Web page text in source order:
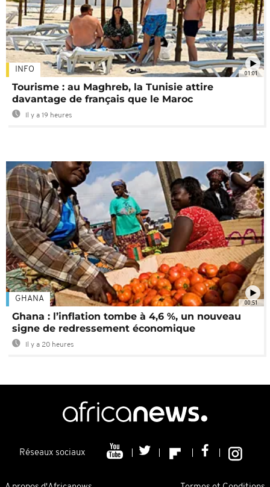
01:01
INFO
Tourisme : au Maghreb, la Tunisie attire
davantage de français que le Maroc
Il y a 19 heures
00:51
GHANA
Ghana : l’inflation tombe à 4,6 %, un nouveau
signe de redressement économique
Il y a 20 heures
Réseaux sociaux